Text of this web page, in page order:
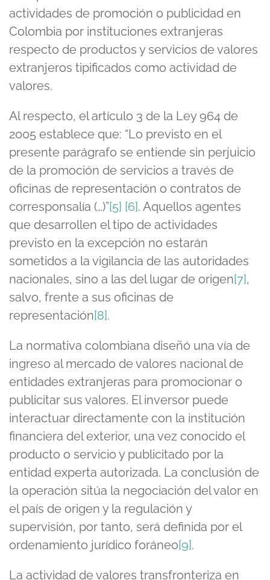
actividades de promoción o publicidad en
Colombia por instituciones extranjeras
respecto de productos y servicios de valores
extranjeros tipificados como actividad de
valores.
Al respecto, el artículo 3 de la Ley 964 de
2005 establece que: “Lo previsto en el
presente parágrafo se entiende sin perjuicio
de la promoción de servicios a través de
oficinas de representación o contratos de
corresponsalía (…)”[5] [6]. Aquellos agentes
que desarrollen el tipo de actividades
previsto en la excepción no estarán
sometidos a la vigilancia de las autoridades
nacionales, sino a las del lugar de origen[7],
salvo, frente a sus oficinas de
representación[8].
La normativa colombiana diseñó una vía de
ingreso al mercado de valores nacional de
entidades extranjeras para promocionar o
publicitar sus valores. El inversor puede
interactuar directamente con la institución
financiera del exterior, una vez conocido el
producto o servicio y publicitado por la
entidad experta autorizada. La conclusión de
la operación sitúa la negociación del valor en
el país de origen y la regulación y
supervisión, por tanto, será definida por el
ordenamiento jurídico foráneo[9].
La actividad de valores transfronteriza en